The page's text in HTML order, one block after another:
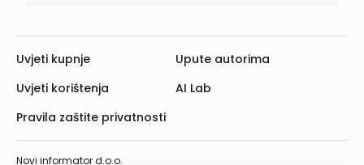
Novi informator d.o.o.
Uvjeti kupnje
Uvjeti korištenja
Pravila zaštite privatnosti
Upute autorima
AI Lab